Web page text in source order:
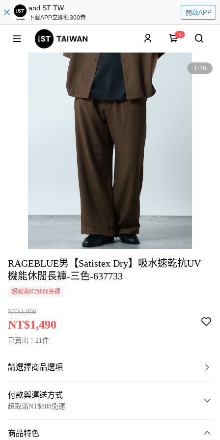
and ST TW
下載APP立即領300券
開啟APP
0
1/20
RAGEBLUE男【Satistex Dry】吸水速乾抗UV
機能休閒長褲-三色-637733
超取滿NT$888免運
NT$1,990
NT$1,490
已賣出：21件
請選擇商品選項
付款與運送方式
超取滿NT$888免運
商品特色